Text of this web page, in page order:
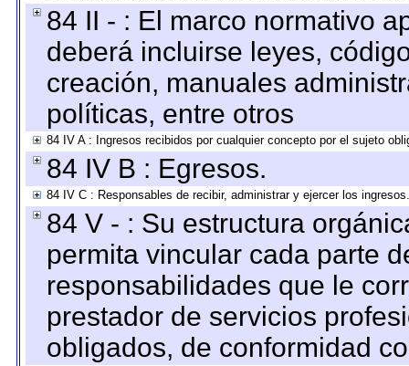
84 II - : El marco normativo
deberá incluirse leyes,
creación, manuales
políticas, entre otros
84 IV A : Ingresos recibidos por cualquier concepto por el sujeto
84 IV B : Egresos.
84 IV C : Responsables de recibir, administrar y ejercer los ingresos.
84 V - : Su estructura
permita vincular cada parte
responsabilidades que le
prestador de servicios
obligados, de conformidad